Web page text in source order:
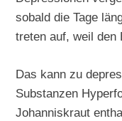
sobald die Tage
treten auf, weil den
Das kann zu
Substanzen
Johanniskraut